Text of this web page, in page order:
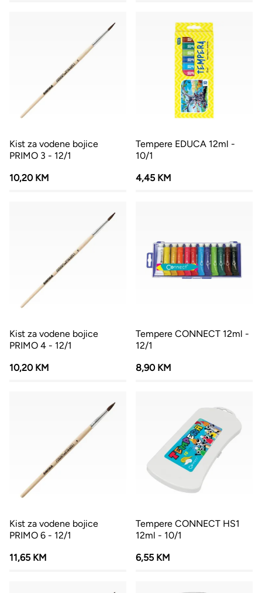
Kist za vodene bojice
PRIMO 3 - 12/1
10,20 KM
Tempere EDUCA 12ml -
10/1
4,45 KM
Kist za vodene bojice
PRIMO 4 - 12/1
10,20 KM
Tempere CONNECT 12ml -
12/1
8,90 KM
Kist za vodene bojice
PRIMO 6 - 12/1
11,65 KM
Tempere CONNECT HS1
12ml - 10/1
6,55 KM